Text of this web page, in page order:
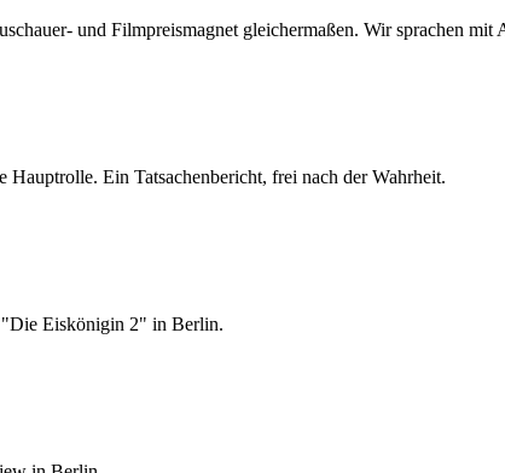
und Filmpreismagnet gleichermaßen. Wir sprachen mit
Ein Tatsachenbericht, frei nach der Wahrheit.
"Die Eiskönigin 2" in Berlin.